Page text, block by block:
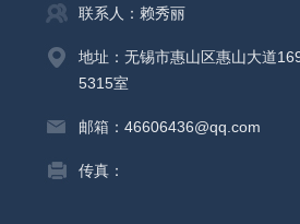
联系人：赖秀丽
地址：无锡市惠山区惠山大道
5315室
邮箱：46606436@qq.com
传真：